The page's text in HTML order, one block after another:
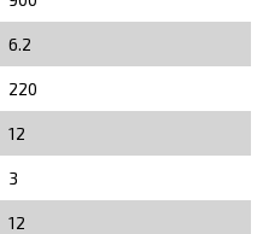
6.2
220
12
3
12